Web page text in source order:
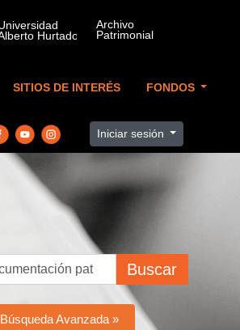
SITIOS DE INTERÉS FONDOS
Iniciar sesión
Buscar
Búsqueda Avanzada »